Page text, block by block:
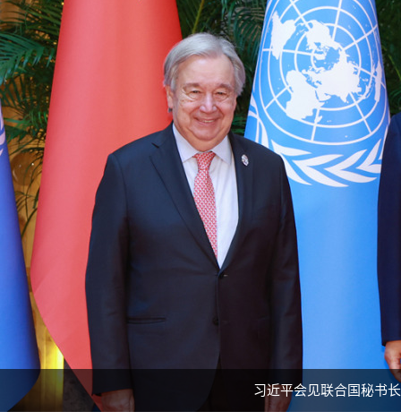
习近平会见联合国秘书